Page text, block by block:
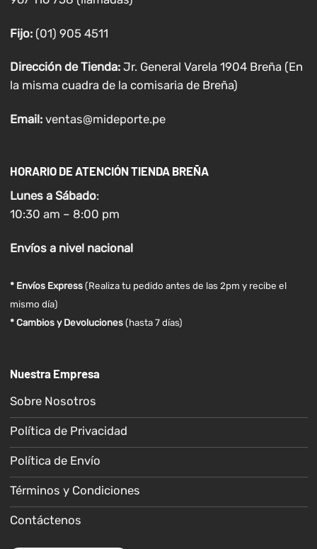
Fijo:(01) 905 4511
Dirección de Tienda: Jr. General Varela 1904 Breña (En
la misma cuadra de la comisaria de Breña)
Email: ventas@mideporte.pe
HORARIO DE ATENCIÓN TIENDA BREÑA
Lunes a Sábado:
10:30 am – 8:00 pm
Envíosa nivel nacional
* Envíos Express(Realiza tu pedido antes de las 2pm y recibe el
mismo día)
* Cambios y Devoluciones (hasta 7 días)
Nuestra Empresa
Sobre Nosotros
Política de Privacidad
Política de Envío
Términos y Condiciones
Contáctenos